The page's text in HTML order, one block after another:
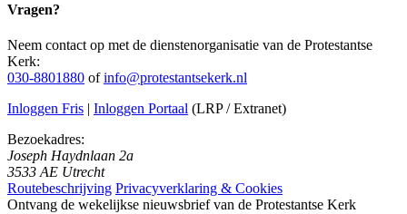
Vragen?
Neem contact op met de dienstenorganisatie van de Protestantse
Kerk:
030-8801880 ofinfo@protestantsekerk.nl
Inloggen Fris | Inloggen Portaal (LRP / Extranet)
Bezoekadres:
Joseph Haydnlaan 2a
3533 AE Utrecht
Routebeschrijving Privacyverklaring & Cookies
Ontvang de wekelijkse nieuwsbrief van de Protestantse Kerk